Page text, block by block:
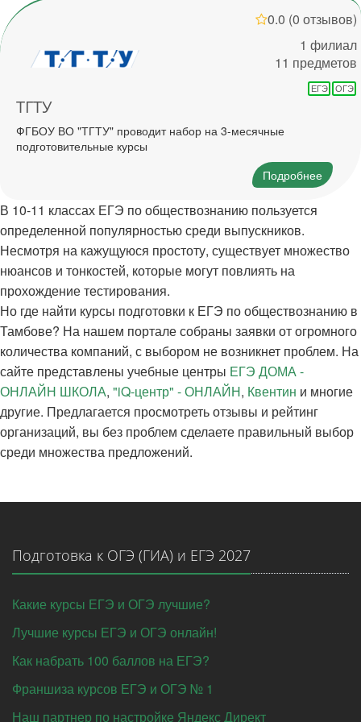
0.0 (0 отзывов)
1 филиал
11 предметов
ЕГЭ ОГЭ
ТГТУ
ФГБОУ ВО "ТГТУ" проводит набор на 3-месячные
подготовительные курсы
Подробнее
В 10-11 классах ЕГЭ по обществознанию пользуется
определенной популярностью среди выпускников.
Несмотря на кажущуюся простоту, существует множество
нюансов и тонкостей, которые могут повлиять на
прохождение тестирования.
Но где найти курсы подготовки к ЕГЭ по обществознанию в
Тамбове? На нашем портале собраны заявки от огромного
количества компаний, с выбором не возникнет проблем. На
сайте представлены учебные центры ЕГЭ ДОМА -
ОНЛАЙН ШКОЛА, "iQ-центр" - ОНЛАЙН, Квентин и многие
другие. Предлагается просмотреть отзывы и рейтинг
организаций, вы без проблем сделаете правильный выбор
среди множества предложений.
Подготовка к ОГЭ (ГИА) и ЕГЭ 2027
Какие курсы ЕГЭ и ОГЭ лучшие?
Лучшие курсы ЕГЭ и ОГЭ онлайн!
Как набрать 100 баллов на ЕГЭ?
Франшиза курсов ЕГЭ и ОГЭ № 1
Наш партнер по настройке Яндекс Директ